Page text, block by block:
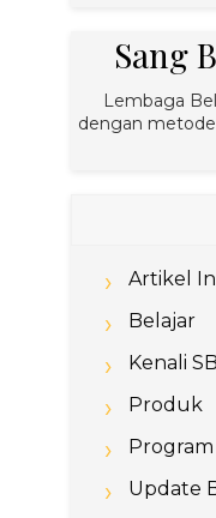
Sang
Lembaga
dengan
Artikel
Belajar
Kenali
Produk
Program
Update